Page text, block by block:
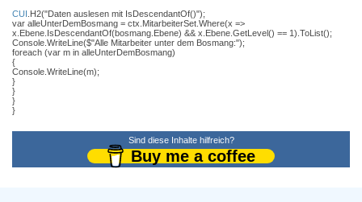
CUI .H2("Daten auslesen mit IsDescendantOf()");
var alleUnterDemBosmang = ctx.MitarbeiterSet.Where(x =>
x.Ebene.IsDescendantOf(bosmang.Ebene) && x.Ebene.GetLevel() == 1).ToList();
Console.WriteLine($"Alle Mitarbeiter unter dem Bosmang:");
foreach (var m in alleUnterDemBosmang)
{
Console.WriteLine(m);
}
}
}
}
Sind diese Inhalte hilfreich?
Buy me a coffee